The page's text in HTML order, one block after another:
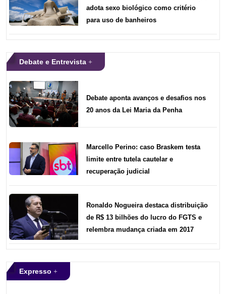
adota sexo biológico como critério
para uso de banheiros
Debate e Entrevista
Debate aponta avanços e desafios nos
20 anos da Lei Maria da Penha
Marcello Perino: caso Braskem testa
limite entre tutela cautelar e
recuperação judicial
Ronaldo Nogueira destaca distribuição
de R$ 13 bilhões do lucro do FGTS e
relembra mudança criada em 2017
Expresso